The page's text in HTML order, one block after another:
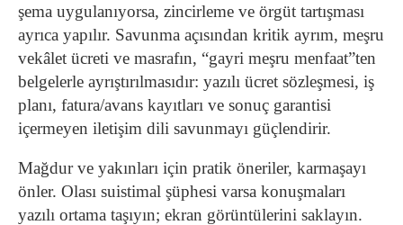
şema uygulanıyorsa, zincirleme ve örgüt tartışması
ayrıca yapılır. Savunma açısından kritik ayrım, meşru
vekâlet ücreti ve masrafın, “gayri meşru menfaat”ten
belgelerle ayrıştırılmasıdır: yazılı ücret sözleşmesi, iş
planı, fatura/avans kayıtları ve sonuç garantisi
içermeyen iletişim dili savunmayı güçlendirir.
Mağdur ve yakınları için pratik öneriler, karmaşayı
önler. Olası suistimal şüphesi varsa konuşmaları
yazılı ortama taşıyın; ekran görüntülerini saklayın.